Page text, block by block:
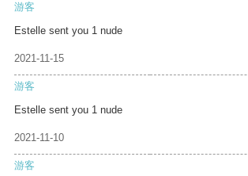
游客
Estelle sent you 1 nude
2021-11-15
游客
Estelle sent you 1 nude
2021-11-10
游客